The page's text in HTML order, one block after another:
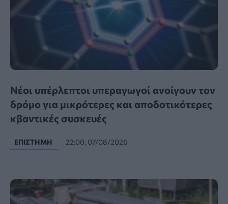
Νέοι υπέρλεπτοι υπεραγωγοί ανοίγουν τον
δρόμο για μικρότερες και αποδοτικότερες
κβαντικές συσκευές
ΕΠΙΣΤΉΜΗ 22:00, 07/08/2026